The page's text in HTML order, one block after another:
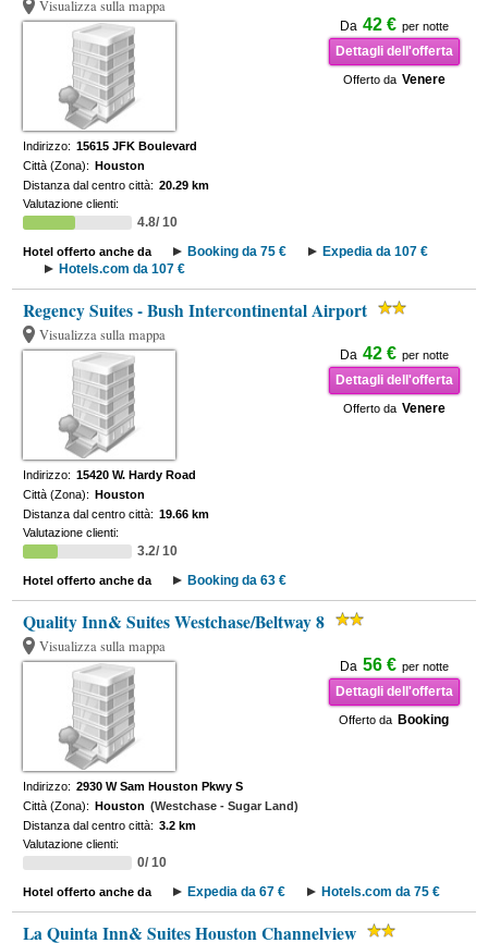
Visualizza sulla mappa
Da 42 € per notte
Dettagli dell'offerta
Offerto da Venere
Indirizzo: 15615 JFK Boulevard
Città (Zona): Houston
Distanza dal centro città: 20.29 km
Valutazione clienti:
4.8/ 10
Hotel offerto anche da Booking da 75 €
Expedia da 107 €
Hotels.com da 107 €
Regency Suites - Bush Intercontinental Airport
Visualizza sulla mappa
Da 42 € per notte
Dettagli dell'offerta
Offerto da Venere
Indirizzo: 15420 W. Hardy Road
Città (Zona): Houston
Distanza dal centro città: 19.66 km
Valutazione clienti:
3.2/ 10
Hotel offerto anche da Booking da 63 €
Quality Inn& Suites Westchase/Beltway 8
Visualizza sulla mappa
Da 56 € per notte
Dettagli dell'offerta
Offerto da Booking
Indirizzo: 2930 W Sam Houston Pkwy S
Città (Zona): Houston (Westchase - Sugar Land)
Distanza dal centro città: 3.2 km
Valutazione clienti:
0/ 10
Hotel offerto anche da Expedia da 67 € Hotels.com da 75 €
La Quinta Inn& Suites Houston Channelview